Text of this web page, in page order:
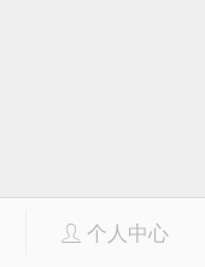
个人中心